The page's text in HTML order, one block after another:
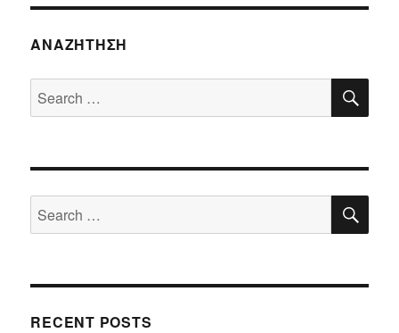
ΑΝΑΖΉΤΗΣΗ
Search
for:
Search
for:
RECENT POSTS